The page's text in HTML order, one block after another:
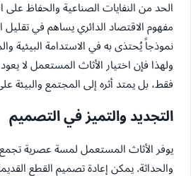
الحد من النفايات الصناعية والحفاظ على
مفهوم الاقتصاد الدائري يساهم في تقليل
نموذجاً يُحتذى به في الاستدامة البيئية
ولهذا فإن اختيار الأثاث المستعمل لا
فقط، بل يمتد أثره إلى المجتمع والبيئة
التجديد والتميز في التصميم
يوفر الأثاث المستعمل لمسة عصرية تجمع
والحداثة. يمكن إعادة تصميم القطع